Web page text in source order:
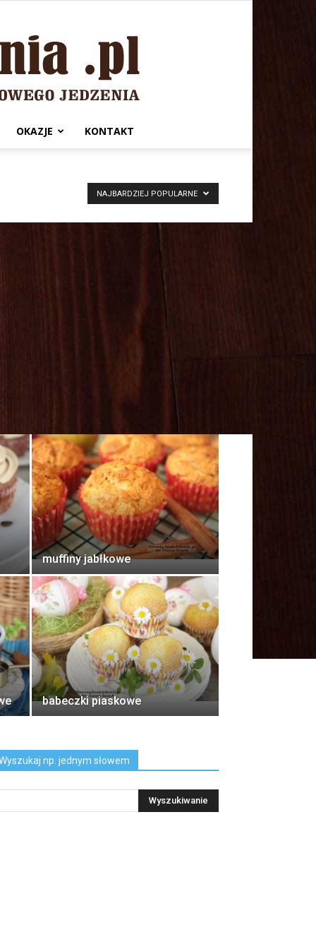
OKAZJE KONTAKT
NAJBARDZIEJ POPULARNE
muffiny jabłkowe
babeczki piaskowe
np. jednym słowem